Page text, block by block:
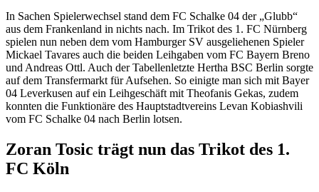
In Sachen Spielerwechsel stand dem FC Schalke 04 der „Glubb“
aus dem Frankenland in nichts nach. Im Trikot des 1. FC Nürnberg
spielen nun neben dem vom Hamburger SV ausgeliehenen Spieler
Mickael Tavares auch die beiden Leihgaben vom FC Bayern Breno
und Andreas Ottl. Auch der Tabellenletzte Hertha BSC Berlin sorgte
auf dem Transfermarkt für Aufsehen. So einigte man sich mit Bayer
04 Leverkusen auf ein Leihgeschäft mit Theofanis Gekas, zudem
konnten die Funktionäre des Hauptstadtvereins Levan Kobiashvili
vom FC Schalke 04 nach Berlin lotsen.
Zoran Tosic trägt nun das Trikot des 1.
FC Köln